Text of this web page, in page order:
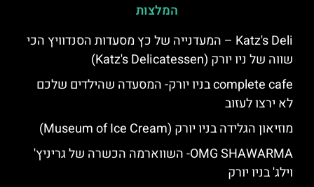
המלצות
Katz's Deli – המעדנייה של כץ מסעדות הסנדוויץ הכי
שווה של ניו יורק (Katz's Delicatessen)
complete cafe בניו יורק- המסעדה שהילדים שלכם
לא ירצו לעזוב
מוזיאון הגלידה בניו יורק (Museum of Ice Cream)
OMG SHAWARMA- השווארמה הכשרה של גריניץ'
וילג' בניו יורק